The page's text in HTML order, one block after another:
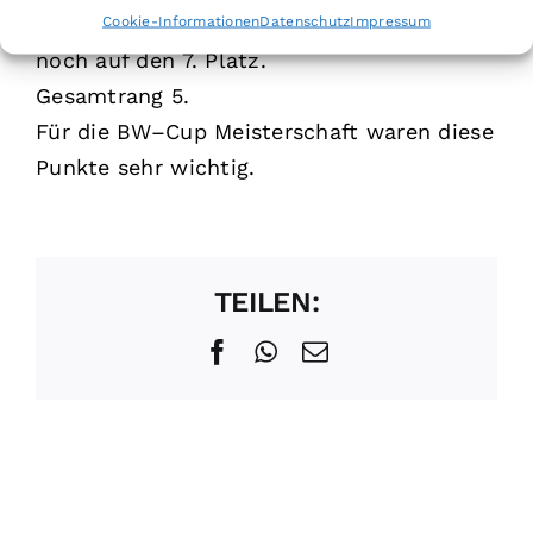
Cookie-InformationenDatenschutzImpressum
verlor dadurch vier Plätze. Es reichte ihm
noch auf den 7. Platz.
Gesamtrang 5.
Für die BW–Cup Meisterschaft waren diese
Punkte sehr wichtig.
TEILEN:
Facebook
WhatsApp
E-